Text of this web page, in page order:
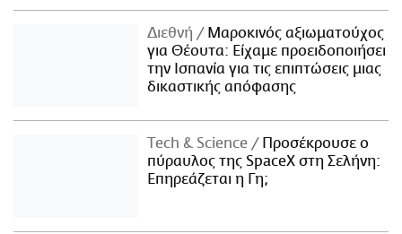
Διεθνή
Μαροκινός αξιωματούχος
για Θέουτα: Είχαμε προειδοποιήσει
την Ισπανία για τις επιπτώσεις μιας
δικαστικής απόφασης
Τech & Science
Προσέκρουσε ο
πύραυλος της SpaceX στη Σελήνη:
Επηρεάζεται η Γη;